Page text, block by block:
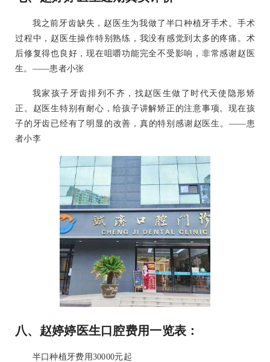
我之前牙齿缺失，赵医生为我做了半口种植牙手术。手术
过程中，赵医生操作特别熟练，我没有感觉到太多的疼痛。术
后修复得也良好，现在咀嚼功能完全不受影响，非常感谢赵医
生。——患者小张
我家孩子牙齿排列不齐，找赵医生做了时代天使隐形矫
正。赵医生特别有耐心，给孩子讲解矫正的注意事项。现在孩
子的牙齿已经有了明显的改善，真的特别感谢赵医生。——患
者小李
八、赵婷婷医生口腔费用一览表：
半口种植牙费用30000元起